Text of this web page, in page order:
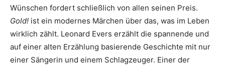
Wünschen fordert schließlich von allen seinen Preis.
Gold! ist ein modernes Märchen über das, was im Leben
wirklich zählt. Leonard Evers erzählt die spannende und
auf einer alten Erzählung basierende Geschichte mit nur
einer Sängerin und einem Schlagzeuger. Einer der